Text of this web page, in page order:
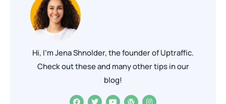
Hi, I’m Jena Shnolder, the founder of Uptraffic.
Check out these and many other tips in our
blog!